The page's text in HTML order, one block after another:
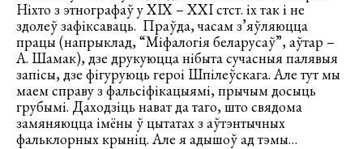
Ніхто з этнографаў у ХІХ – ХХІ стст. іх так і не
здолеў зафіксаваць. Праўда, часам з’яўляюцца
працы (напрыклад, “Міфалогія беларусаў”, аўтар –
А. Шамак), дзе друкуюцца нібыта сучасныя палявыя
запісы, дзе фігуруюць героі Шпілеўскага. Але тут мы
маем справу з фальсіфікацыямі, прычым досыць
грубымі. Даходзіць нават да таго, што свядома
замяняюцца імёны ў цытатах з аўтэнтычных
фальклорных крыніц. Але я адышоў ад тэмы…